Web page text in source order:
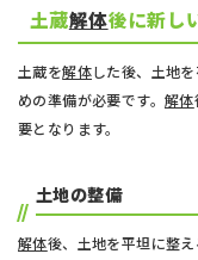
土蔵解体後に新し
土蔵を解体した後、土地
めの準備が必要です。 解体
要となります。
土地の整備
解体後、土地を平坦に整